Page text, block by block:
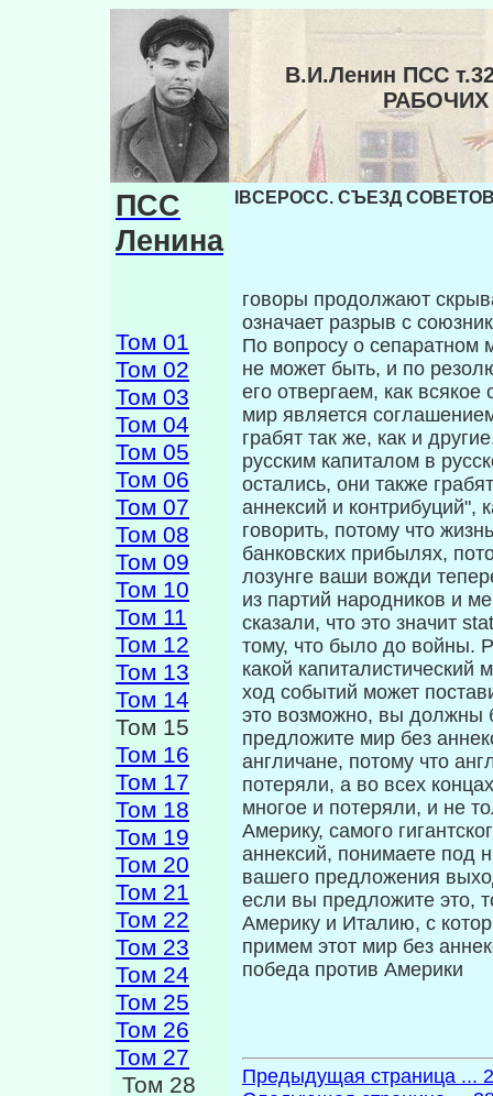
В.И.Ленин ПСС
ПСС
Ленина
Том 01
Том 02
Том 03
Том 04
Том 05
Том 06
Том 07
Том 08
Том 09
Том 10
Том 11
Том 12
Том 13
Том 14
Том 15
Том 16
Том 17
Том 18
Том 19
Том 20
Том 21
Том 22
Том 23
Том 24
Том 25
Том 26
Том 27
Том 28
IBCEPOCC. СЪЕЗД
говоры продолжают
означает раз­рыв с
По вопросу о сепаратном
не может быть, и по
его отвергаем, как
мир является
грабят так же, как и
русским капиталом в
остались, они также
аннексий и контрибуций",
говорить, потому что
банковских прибылях,
лозунге ва­ши вожди
из партий народников и
сказали, что это значит
тому, что было до войны.
какой капиталистический
ход событий может
это возможно, вы должны
предло­жите мир без
англичане, потому что
потеряли, а во всех
многое и потеряли, и не
Америку, самого
аннексий, понимаете под
вашего предложения
если вы предложи­те это,
Америку и Италию, с
примем этот мир без
победа против Америки
Предыдущая страница ...